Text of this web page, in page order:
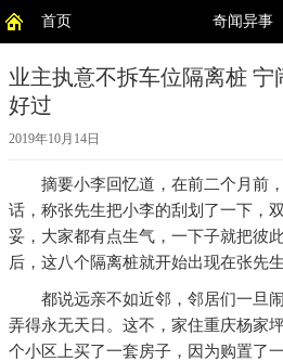
首页 奇闻异事
业主执意不拆车位隔离桩
好过
2019年10月14日
摘要小李回忆道，在前二个月前
话，称张先生把小李的刮划了一下，
妥，大家都有点生气，一下子就把彼
后，这八个隔离桩就开始出现在张先
都说远亲不如近邻，邻居们一旦
弄得永无天日。这不，家住重庆杨家
个小区上买了一套房子，因为购置了